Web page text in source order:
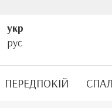
укр
рус
ПЕРЕДПОКІЙ